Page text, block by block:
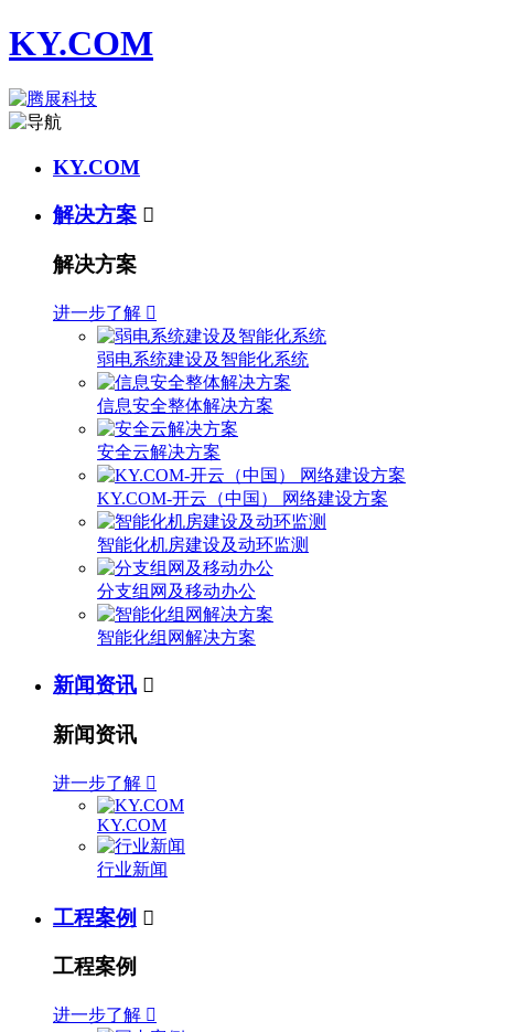
KY.COM
KY.COM
解决方案 
解决方案
进一步了解 
弱电系统建设及智能化系统
信息安全整体解决方案
安全云解决方案
KY.COM-开云（中国） 网络建设方案
智能化机房建设及动环监测
分支组网及移动办公
智能化组网解决方案
新闻资讯 
新闻资讯
进一步了解 
KY.COM
行业新闻
工程案例 
工程案例
进一步了解 